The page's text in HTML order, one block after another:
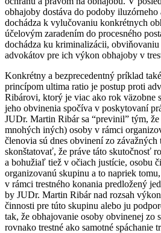
obhajoby dostáva do podoby iluzórneho
dochádza k vylučovaniu konkrétnych
účelovým zaradením do procesného
dochádza ku kriminalizácii, obviňovaniu
advokátov pre ich výkon obhajoby v
Konkrétny a bezprecedentný príklad
princípom ultima ratio je postup proti
Ribárovi, ktorý je viac ako rok väzobne
jeho obvinenia spočíva v poskytovaní
JUDr. Martin Ribár sa “previnil” tým,
mnohých iných) osoby v rámci
členovia sú dnes obvinení zo
skonštatovať, že práve táto skutočnosť
a bohužiaľ tiež v očiach justície, osobu
organizovanú skupinu a to napriek
v rámci trestného konania predložený
by JUDr. Martin Ribár nad rozsah
činnosti pre túto skupinu alebo ju
tak, že obhajovanie osoby obvinenej zo
rovnako trestné ako samotné spáchanie